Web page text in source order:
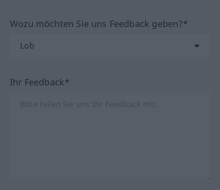
Wozu möchten Sie uns Feedback geben?*
Ihr Feedback*